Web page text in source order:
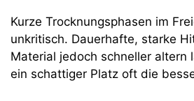
Kurze Trocknungsphasen im
unkritisch. Dauerhafte, starke
Material jedoch schneller altern
ein schattiger Platz oft die